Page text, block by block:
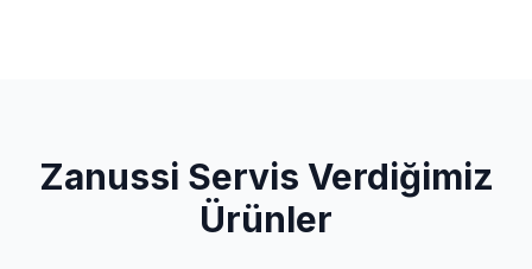
Zanussi Servis Verdiğimiz
Ürünler